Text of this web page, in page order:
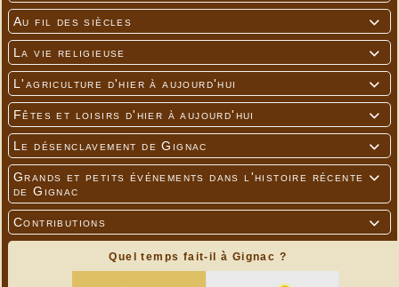

Au fil des siècles

La vie religieuse

L'agriculture d'hier à aujourd'hui

Fêtes et loisirs d'hier à aujourd'hui

Le désenclavement de Gignac

Grands et petits événements dans l'histoire récente
de Gignac

Contributions
Quel temps fait-il à Gignac ?